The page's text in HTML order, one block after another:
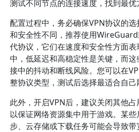
测试不同节点的连接速度，找到最优
配置过程中，务必确保VPN协议的
和安全性不同，推荐使用
代协议，它们在速度和安全性方面
中，低延迟和高稳定性是关键，而
接中的抖动和断线风险。您可以在
整协议类型，测试后选择最适合自己
此外，开启VPN后，建议关闭其他占
以保证网络资源集中用于游戏。某
步、云存储或下载任务可能会导致